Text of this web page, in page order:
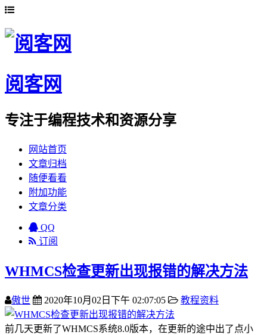
阅客网
专注于编程技术和资源分享
网站首页
文章归档
随便看看
附加功能
文章分类
QQ
订阅
WHMCS检查更新出现报错的解决方法
傲世 2020年10月02日下午 02:07:05 教程资料
前几天更新了WHMCS系统8.0版本，在更新的途中出了点小